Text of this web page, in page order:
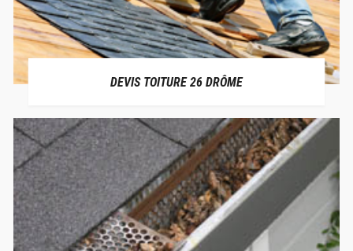
DEVIS TOITURE 26 DRÔME